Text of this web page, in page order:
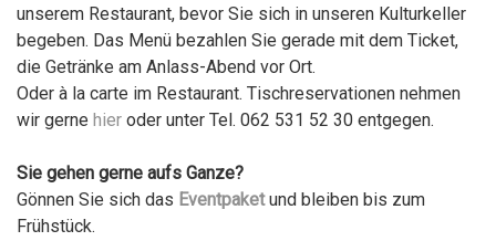
unserem Restaurant, bevor Sie sich in unseren Kulturkeller
begeben. Das Menü bezahlen Sie gerade mit dem Ticket,
die Getränke am Anlass-Abend vor Ort.
Oder à la carte im Restaurant. Tischreservationen nehmen
wir gerne hier oder unter Tel. 062 531 52 30 entgegen.
Sie gehen gerne aufs Ganze?
Gönnen Sie sich das Eventpaketund bleiben bis zum
Frühstück.